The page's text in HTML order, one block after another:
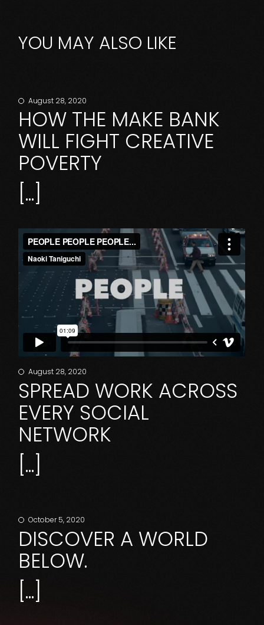
YOU MAY ALSO LIKE
August 28, 2020
HOW THE MAKE BANK
WILL FIGHT CREATIVE
POVERTY
[...]
August 28, 2020
SPREAD WORK ACROSS
EVERY SOCIAL
NETWORK
[...]
October 5, 2020
DISCOVER A WORLD
BELOW.
[...]